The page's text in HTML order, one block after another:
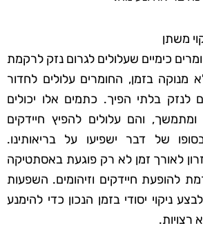
משתן
כימיים שעלולים לגרום נזק לרקמת
מנוקה בזמן, החומרים עלולים לחדור
לנזק בלתי הפיך. כתמים אלו יכולים
והם עלולים להפיץ חיידקים
של דבר ישפיעו על בריאותינו.
לאורך זמן לא רק פוגעת באסתטיקה
להופעת חיידקים וזיהומים. השפעות
ניקוי יסודי בזמן הנכון כדי להימנע
רצויות.